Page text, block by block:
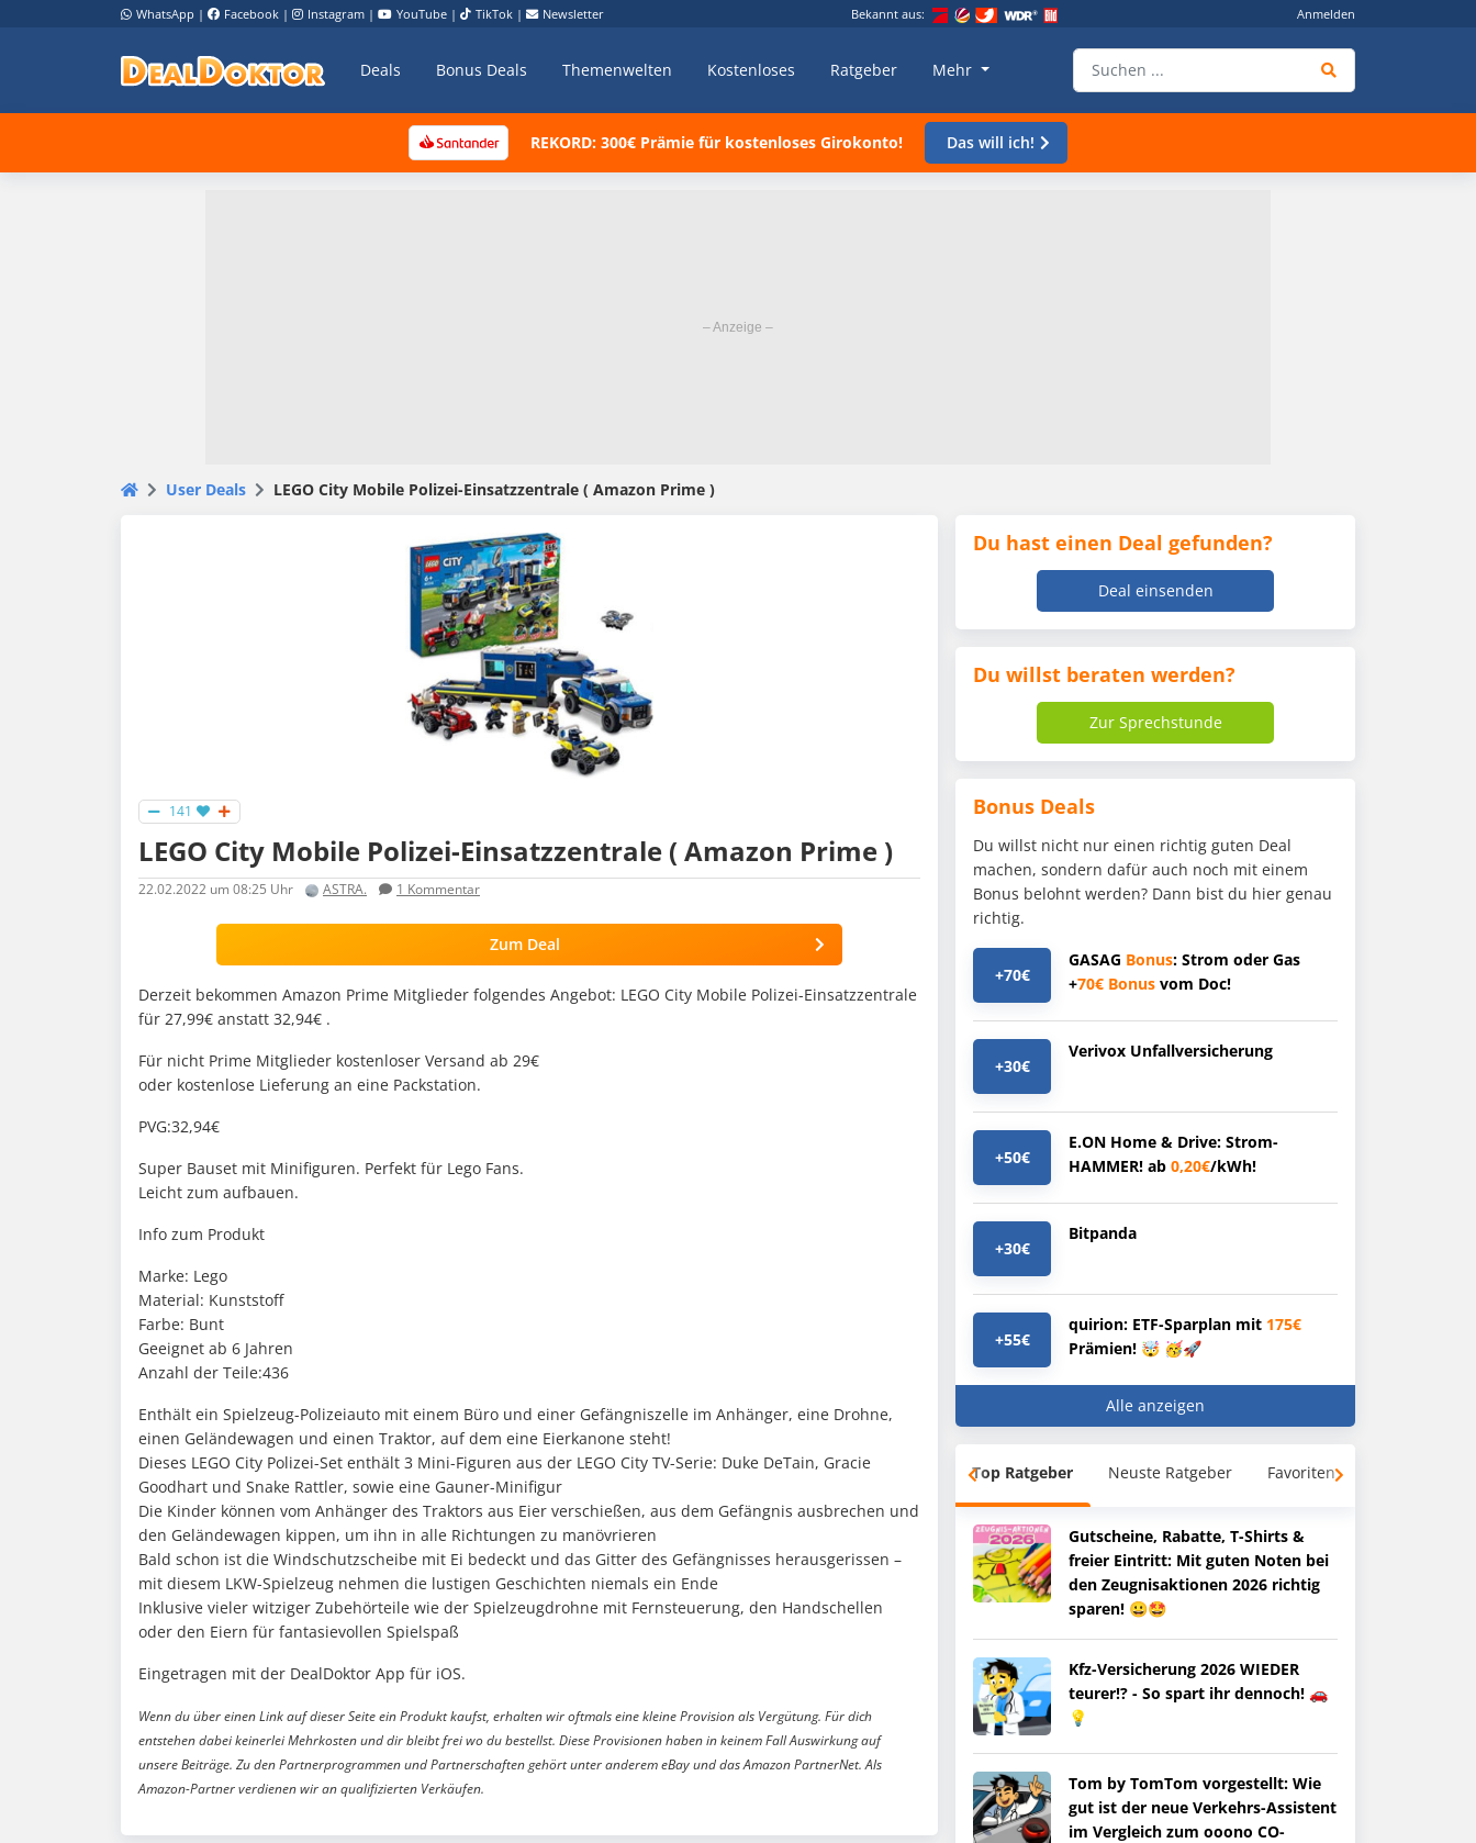
WhatsApp | Facebook | Instagram | YouTube | TikTok | Newsletter Bekannt aus: Anmelden
Deals Bonus Deals Themenwelten Kostenloses Ratgeber Mehr
REKORD: 300€ Prämie für kostenloses Girokonto! Das will ich!
User Deals LEGO City Mobile Polizei-Einsatzzentrale ( Amazon Prime )
141
LEGO City Mobile Polizei-Einsatzzentrale ( Amazon Prime )
22.02.2022 um 08:25 Uhr ASTRA. 1 Kommentar
Zum Deal
Derzeit bekommen Amazon Prime Mitglieder folgendes Angebot: LEGO City Mobile Polizei-Einsatzzentrale
für 27,99€ anstatt 32,94€ .
Für nicht Prime Mitglieder kostenloser Versand ab 29€
oder kostenlose Lieferung an eine Packstation.
PVG:32,94€
Super Bauset mit Minifiguren. Perfekt für Lego Fans.
Leicht zum aufbauen.
Info zum Produkt
Marke: Lego
Material: Kunststoff
Farbe: Bunt
Geeignet ab 6 Jahren
Anzahl der Teile:436
Enthält ein Spielzeug-Polizeiauto mit einem Büro und einer Gefängniszelle im Anhänger, eine Drohne,
einen Geländewagen und einen Traktor, auf dem eine Eierkanone steht!
Dieses LEGO City Polizei-Set enthält 3 Mini-Figuren aus der LEGO City TV-Serie: Duke DeTain, Gracie
Goodhart und Snake Rattler, sowie eine Gauner-Minifigur
Die Kinder können vom Anhänger des Traktors aus Eier verschießen, aus dem Gefängnis ausbrechen und
den Geländewagen kippen, um ihn in alle Richtungen zu manövrieren
Bald schon ist die Windschutzscheibe mit Ei bedeckt und das Gitter des Gefängnisses herausgerissen –
mit diesem LKW-Spielzeug nehmen die lustigen Geschichten niemals ein Ende
Inklusive vieler witziger Zubehörteile wie der Spielzeugdrohne mit Fernsteuerung, den Handschellen
oder den Eiern für fantasievollen Spielspaß
Eingetragen mit der DealDoktor App für iOS.
Wenn du über einen Link auf dieser Seite ein Produkt kaufst, erhalten wir oftmals eine kleine Provision als Vergütung. Für dich
entstehen dabei keinerlei Mehrkosten und dir bleibt frei wo du bestellst. Diese Provisionen haben in keinem Fall Auswirkung auf
unsere Beiträge. Zu den Partnerprogrammen und Partnerschaften gehört unter anderem eBay und das Amazon PartnerNet. Als
Amazon-Partner verdienen wir an qualifizierten Verkäufen.
Du hast einen Deal gefunden?
Deal einsenden
Du willst beraten werden?
Zur Sprechstunde
Bonus Deals
Du willst nicht nur einen richtig guten Deal
machen, sondern dafür auch noch mit einem
Bonus belohnt werden? Dann bist du hier genau
richtig.
+70€
GASAG Bonus: Strom oder Gas
+70€ Bonus vom Doc!
+30€
Verivox Unfallversicherung
+50€
E.ON Home & Drive: Strom-
HAMMER! ab 0,20€/kWh!
+30€
Bitpanda
+55€
quirion: ETF-Sparplan mit 175€
Prämien! 🤯 🥳🚀
Alle anzeigen
Top Ratgeber Neuste Ratgeber Favoriten
Gutscheine, Rabatte, T-Shirts &
freier Eintritt: Mit guten Noten bei
den Zeugnisaktionen 2026 richtig
sparen! 😀🤩
Kfz-Versicherung 2026 WIEDER
teurer!? - So spart ihr dennoch! 🚗
💡
Tom by TomTom vorgestellt: Wie
gut ist der neue Verkehrs-Assistent
im Vergleich zum ooono CO-